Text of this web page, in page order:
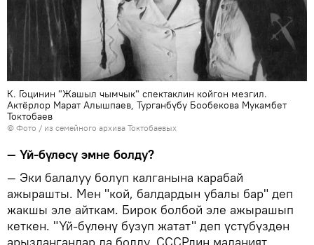
К. Гоцинин "Жашыл чымчык" спектаклин койгон мезгил.
Актёрлор Марат Алышпаев, Турганбүбү Бообекова Мукамбет
Токтобаев
© Фото / из семейного архива Токтобаевых
— Үй-бүлөсү эмне болду?
— Эки балалуу болуп калганына карабай
ажырашты. Мен "кой, балдардын убалы бар" деп
жакшы эле айткам. Бирок болбой эле ажырашып
кеткен. "Үй-бүлөнү бузуп жатат" деп үстүбүздөн